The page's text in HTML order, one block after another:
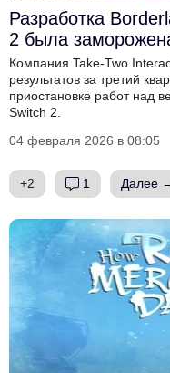
Разработка
2 была
Компания Take-Two
результатов за третий
приостановке работ над
Switch 2.
04 февраля 2026 в 08:05
+2 1 Далее